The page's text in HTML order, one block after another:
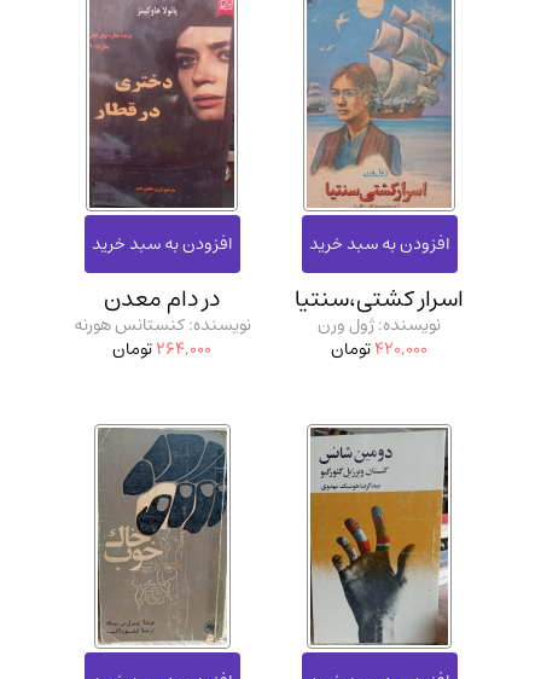
اسرار کشتی،سنتیا
نویسنده: ژول ورن
420,000تومان
در دام معدن
نویسنده: کنستانس هورنه
264,000تومان